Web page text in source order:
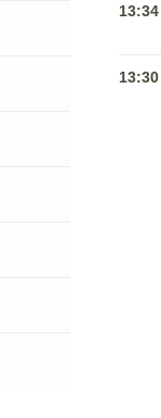
13:34
13:30